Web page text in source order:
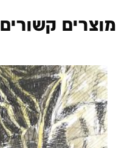
מוצרים קשורים